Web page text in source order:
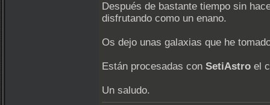
Después de bastante tiempo sin
disfrutando como un enano.
Os dejo unas galaxias que he
Están procesadas con SetiAstro el
Un saludo.